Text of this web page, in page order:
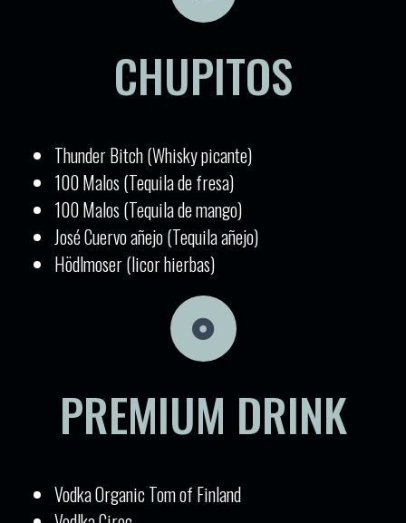
CHUPITOS
Thunder Bitch (Whisky picante)
100 Malos (Tequila de fresa)
100 Malos (Tequila de mango)
José Cuervo añejo (Tequila añejo)
Hödlmoser (licor hierbas)
PREMIUM DRINK
Vodka Organic Tom of Finland